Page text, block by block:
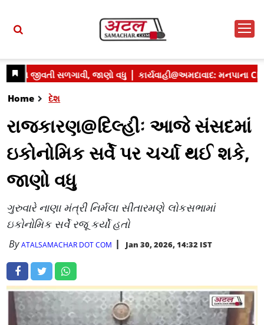
Home દેશ
રાજકારણ@દિલ્હીઃ આજે સંસદમાં
ઇકોનોમિક સર્વે પર ચર્ચા થઈ શકે,
જાણો વધુ
ગુરુવારે નાણા મંત્રી નિર્મલા સીતારમણે લોકસભામાં
ઇકોનોમિક સર્વે રજૂ કર્યો હતો
ByATALSAMACHAR DOT COM Jan 30, 2026, 14:32 IST